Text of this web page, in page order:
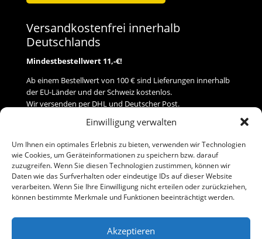
Einwilligung verwalten
Um Ihnen ein optimales Erlebnis zu bieten, verwenden wir Technologien
wie Cookies, um Geräteinformationen zu speichern bzw. darauf
zuzugreifen. Wenn Sie diesen Technologien zustimmen, können wir
Daten wie das Surfverhalten oder eindeutige IDs auf dieser Website
verarbeiten. Wenn Sie Ihre Einwilligung nicht erteilen oder zurückziehen,
können bestimmte Merkmale und Funktionen beeinträchtigt werden.
Akzeptieren
Versandkostenfrei innerhalb
Deutschlands
Mindestbestellwert 11,-€!
Ab einem Bestellwert von 100 € sind Lieferungen innerhalb
der EU-Länder und der Schweiz kostenlos.
Wir versenden per DHL und Deutscher Post.
Versand
Zahlung
Baumann Modellspielwaren